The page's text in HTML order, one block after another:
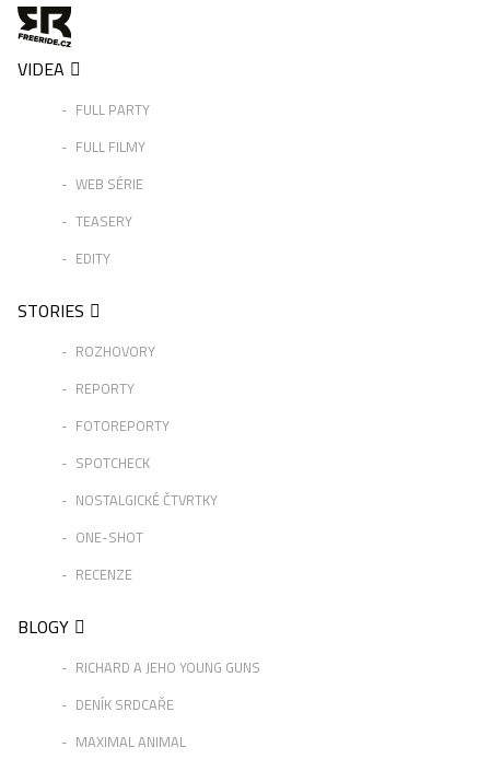
VIDEA
FULL PARTY
FULL FILMY
WEB SÉRIE
TEASERY
EDITY
STORIES
ROZHOVORY
REPORTY
FOTOREPORTY
SPOTCHECK
NOSTALGICKÉ ČTVRTKY
ONE-SHOT
RECENZE
BLOGY
RICHARD A JEHO YOUNG GUNS
DENÍK SRDCAŘE
MAXIMAL ANIMAL